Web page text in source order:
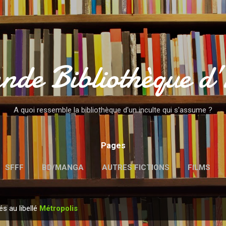
Accéder au contenu principal
Bibliothèque
A quoi ressemble la bibliothèque d'un inculte qui s'assume ?
Pages
SFFF BD/MANGA AUTRES FICTIONS FILMS
MENTIONS LÉGALES
au libellé Métropolis